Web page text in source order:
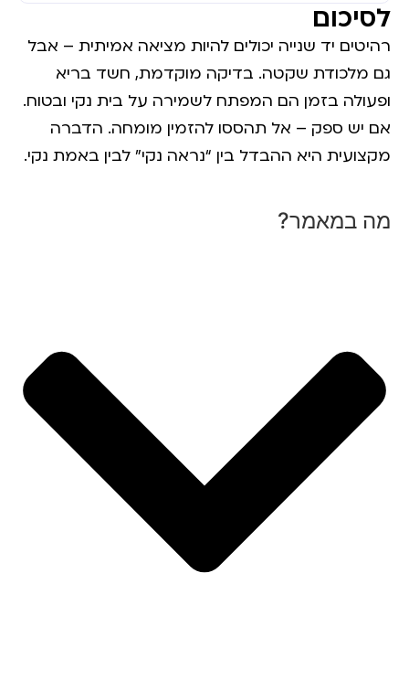
לסיכום
רהיטים יד שנייה יכולים להיות מציאה אמיתית – אבל
גם מלכודת שקטה. בדיקה מוקדמת, חשד בריא
ופעולה בזמן הם המפתח לשמירה על בית נקי ובטוח.
אם יש ספק – אל תהססו להזמין מומחה. הדברה
מקצועית היא ההבדל בין “נראה נקי” לבין באמת נקי.
מה במאמר?